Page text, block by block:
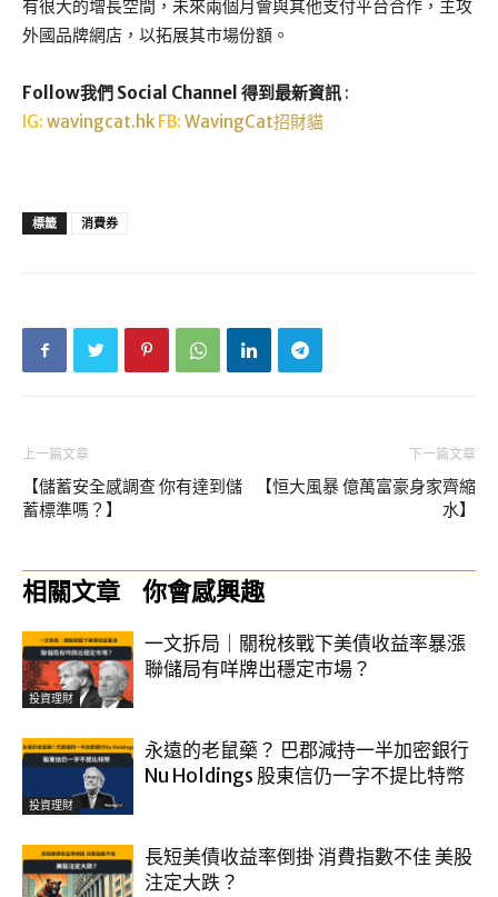
有很大的增長空間，未來兩個月會與其他支付平台合作，主攻
外國品牌網店，以拓展其市場份額。
Follow我們 Social Channel 得到最新資訊 :
IG: wavingcat.hk FB: WavingCat招財貓
標籤 消費券
上一篇文章
【儲蓄安全感調查 你有達到儲
蓄標準嗎？】
下一篇文章
【恒大風暴 億萬富豪身家齊縮
水】
相關文章 你會感興趣
投資理財
一文拆局｜關稅核戰下美債收益率暴漲
聯儲局有咩牌出穩定市場？
投資理財
永遠的老鼠藥？ 巴郡減持一半加密銀行
Nu Holdings 股東信仍一字不提比特幣
長短美債收益率倒掛 消費指數不佳 美股
注定大跌？